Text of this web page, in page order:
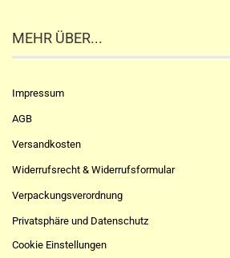
MEHR ÜBER...
Impressum
AGB
Versandkosten
Widerrufsrecht & Widerrufsformular
Verpackungsverordnung
Privatsphäre und Datenschutz
Cookie Einstellungen